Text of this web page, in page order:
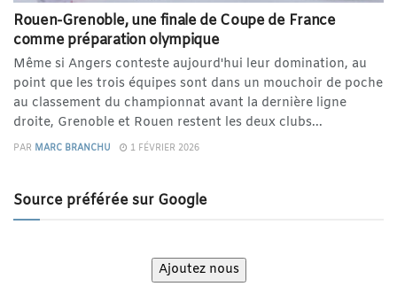
Rouen-Grenoble, une finale de Coupe de France
comme préparation olympique
Même si Angers conteste aujourd'hui leur domination, au
point que les trois équipes sont dans un mouchoir de poche
au classement du championnat avant la dernière ligne
droite, Grenoble et Rouen restent les deux clubs...
PAR MARC BRANCHU 1 FÉVRIER 2026
Source préférée sur Google
Ajoutez nous